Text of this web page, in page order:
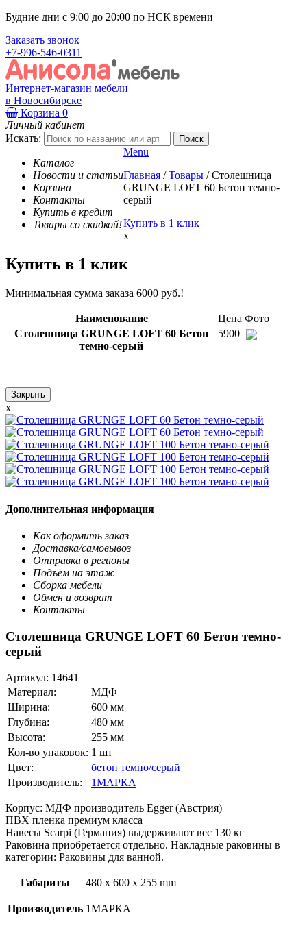
Будние дни с 9:00 до 20:00 по НСК времени
Заказать звонок
+7-996-546-0311
Интернет-магазин мебели
в Новосибирске
Корзина 0
Личный кабинет
Искать:
Каталог
Новости и статьи
Корзина
Контакты
Купить в кредит
Товары со скидкой!
Menu
Главная / Товары / Столешница
GRUNGE LOFT 60 Бетон темно-
серый
Купить в 1 клик
x
Купить в 1 клик
Минимальная сумма заказа 6000 руб.!
Наименование Цена Фото
Столешница GRUNGE LOFT 60 Бетон
темно-серый
5900
Закрыть
x
Дополнительная информация
Как оформить заказ
Доставка/самовывоз
Отправка в регионы
Подъем на этаж
Сборка мебели
Обмен и возврат
Контакты
Столешница GRUNGE LOFT 60 Бетон темно-
серый
Артикул: 14641
Материал:
МДФ
Ширина:
600 мм
Глубина:
480 мм
Высота:
255 мм
Кол-во упаковок: 1 шт
Цвет:
бетон темно/серый
Производитель:
1МАРКА
Корпус: МДФ производитель Egger (Австрия)
ПВХ пленка премиум класса
Навесы Scarpi (Германия) выдерживают вес 130 кг
Раковина приобретается отдельно. Накладные раковины в
категории: Раковины для ванной.
Габариты 480 x 600 x 255 mm
Производитель 1МАРКА